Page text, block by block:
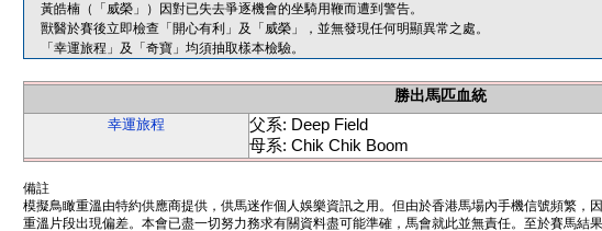
黃皓楠（「威榮」）因對已失去爭逐機會的坐騎用鞭而遭到警告。
獸醫於賽後立即檢查「開心有利」及「威榮」，並無發現任何明顯異常之處。
「幸運旅程」及「奇寶」均須抽取樣本檢驗。
勝出馬匹血統
幸運旅程
父系: Deep Field
母系: Chik Chik Boom
備註
模擬鳥瞰重溫由特約供應商提供，供馬迷作個人娛樂資訊之用。但由於香港馬場內手機信號頻繁，
重溫片段出現偏差。本會已盡一切努力務求有關資料盡可能準確，馬會就此並無責任。至於賽馬結